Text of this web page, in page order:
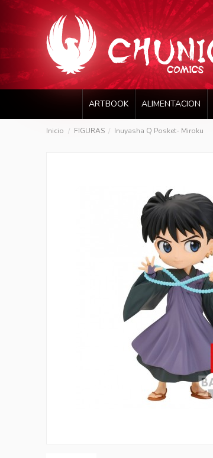
ARTBOOK ALIMENTACION
Inicio FIGURAS Inuyasha Q Posket- Miroku